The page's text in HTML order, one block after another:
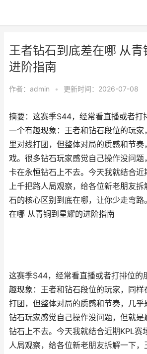
王者钻石到底差在哪 从青
进阶指南
作者： admin • 更新时间：2026-07-08
摘要：这赛季S44，经常看直播或者打
一个有趣现象：王者和钻石段位的玩
里对线打团，但整体对局的质感和节
戏。很多钻石玩家感觉自己操作没问题
卡在永恒钻石上不去。今天我就结合近
上千把路人局观察，给各位新老朋友
石的核心区别到底在哪，让你少走弯路
在哪 从青铜到星耀的进阶指南
这赛季S44，经常看直播或者打排位的
趣现象：王者和钻石段位的玩家，同
打团，但整体对局的质感和节奏，几乎
钻石玩家感觉自己操作没问题，但就是
钻石上不去。今天我就结合近期KPL赛
人局观察，给各位新老朋友拆解一下